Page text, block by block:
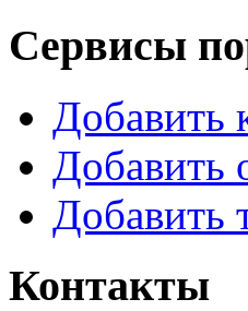
Сервисы
Добавить
Добавить
Добавить
Контакты